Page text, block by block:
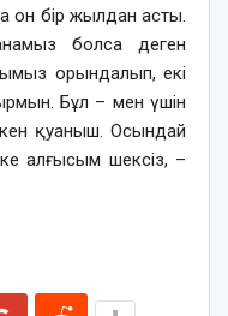
он бір жылдан асты.
болса деген
орындалып, екі
Бұл – мен үшін
қуаныш. Осындай
алғысым шексіз, –